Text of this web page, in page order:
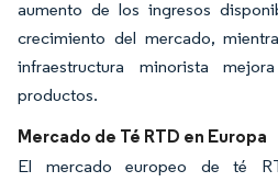
aumento de los ingresos
crecimiento del mercado,
infraestructura minorista
productos.
Mercado de Té RTD en Europa
El mercado europeo de té